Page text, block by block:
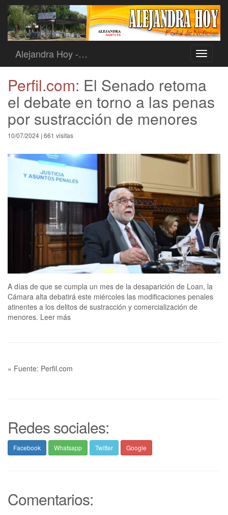
Toggle
Alejandra Hoy -…
Perfil.com: El Senado retoma
el debate en torno a las penas
por sustracción de menores
10/07/2024 | 661 visitas
A días de que se cumpla un mes de la desaparición de Loan, la
Cámara alta debatirá este miércoles las modificaciones penales
atinentes a los delitos de sustracción y comercialización de
menores. Leer más
» Fuente: Perfil.com
Redes sociales:
Facebook Whatsapp Twitter Google
Comentarios: